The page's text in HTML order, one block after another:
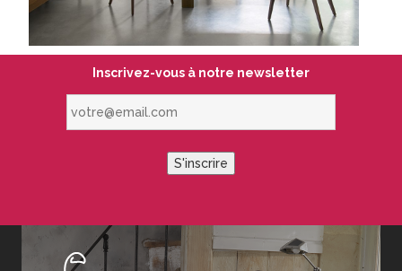
Inscrivez-vous à notre newsletter
S'inscrire